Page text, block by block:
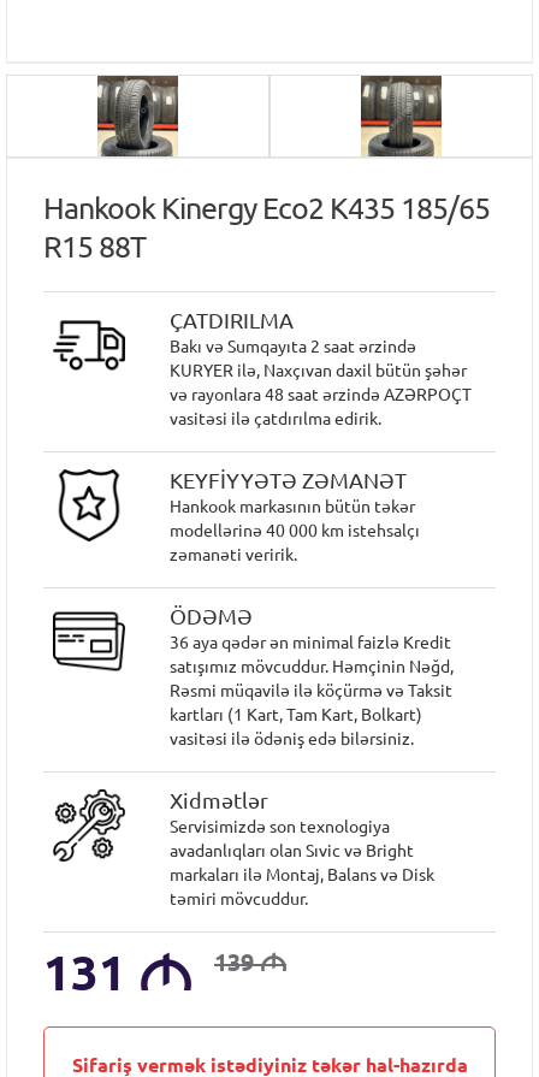
Hankook Kinergy Eco2 K435 185/65
R15 88T
ÇATDIRILMA
Bakı və Sumqayıta 2 saat ərzində
KURYER ilə, Naxçıvan daxil bütün şəhər
və rayonlara 48 saat ərzində AZƏRPOÇT
vasitəsi ilə çatdırılma edirik.
KEYFİYYƏTƏ ZƏMANƏT
Hankook markasının bütün təkər
modellərinə 40 000 km istehsalçı
zəmanəti veririk.
ÖDƏMƏ
36 aya qədər ən minimal faizlə Kredit
satışımız mövcuddur. Həmçinin Nəğd,
Rəsmi müqavilə ilə köçürmə və Taksit
kartları (1 Kart, Tam Kart, Bolkart)
vasitəsi ilə ödəniş edə bilərsiniz.
Xidmətlər
Servisimizdə son texnologiya
avadanlıqları olan Sıvic və Bright
markaları ilə Montaj, Balans və Disk
təmiri mövcuddur.
131 M 139M
Sifariş vermək istədiyiniz təkər hal-hazırda